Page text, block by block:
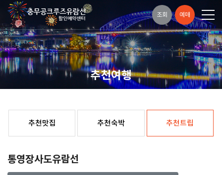
조회 예매
추천여행
추천맛집 추천숙박 추천트립
통영장사도유람선